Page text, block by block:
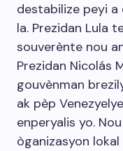
destabilize peyi a
la. Prezidan Lula
souverènte nou
Prezidan Nicolás
gouvènman
ak pèp
enperyalis yo.
òganizasyon